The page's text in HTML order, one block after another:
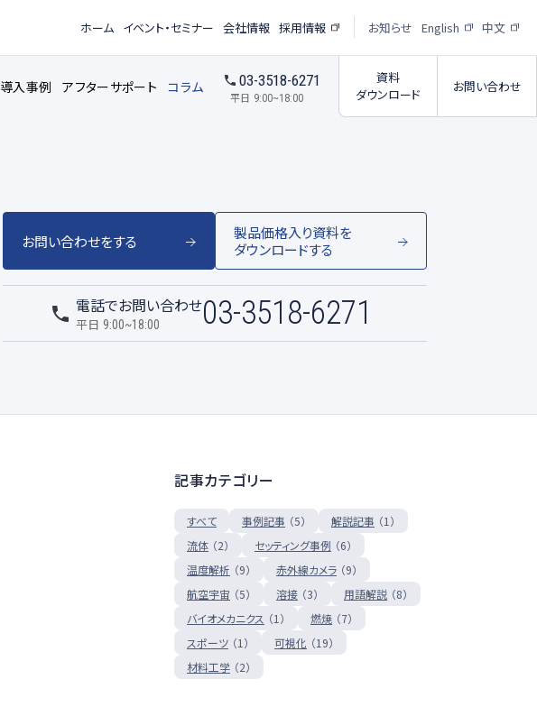
導入事例 アフターサポート コラム 03-3518-6271
平日 9:00~18:00
資料
ダウンロード
お問い合わせ
ホーム イベント・セミナー 会社情報 採用情報 お知らせ English 中文
3Dモデル解析サービス 受託撮影・解析サービス
データロガー 受託撮影パートナー紹介
お問い合わせをする 製品価格入り資料を
ダウンロードする
電話でお問い合わせ
平日 9:00~18:00 03-3518-6271
記事カテゴリー
すべて 事例記事 （5） 解説記事 （1）
流体 （2） セッティング事例 （6）
温度解析 （9） 赤外線カメラ （9）
航空宇宙 （5） 溶接 （3） 用語解説 （8）
バイオメカニクス （1） 燃焼 （7）
スポーツ （1） 可視化 （19）
材料工学 （2）